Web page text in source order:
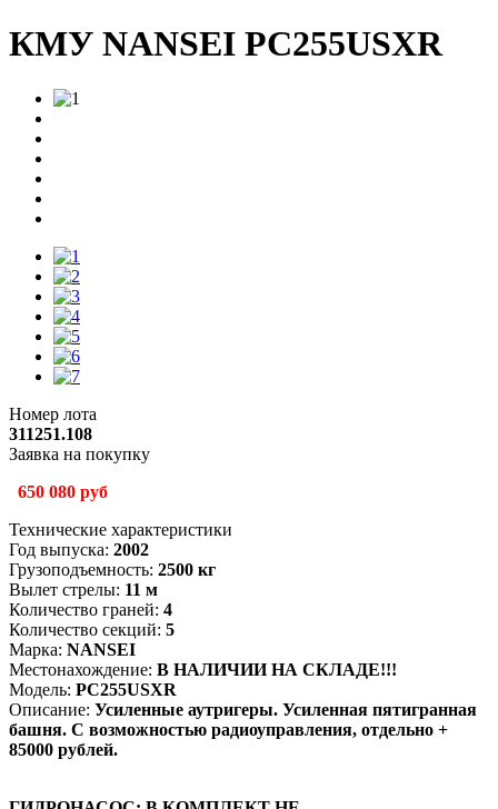
КМУ NANSEI PC255USXR
Номер лота
311251.108
Заявка на покупку
650 080 руб
Технические характеристики
Год выпуска: 2002
Грузоподъемность: 2500 кг
Вылет стрелы: 11 м
Количество граней: 4
Количество секций: 5
Марка: NANSEI
Местонахождение: В НАЛИЧИИ НА СКЛАДЕ!!!
Модель: PC255USXR
Описание: Усиленные аутригеры. Усиленная пятигранная
башня. С возможностью радиоуправления, отдельно +
85000 рублей.